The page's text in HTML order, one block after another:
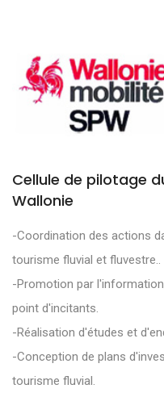
Cellule de pilotage
Wallonie
-Coordination des actions
tourisme fluvial et fluvestre..
-Promotion par
point d'incitants.
-Réalisation d'études et
-Conception de plans
tourisme fluvial.